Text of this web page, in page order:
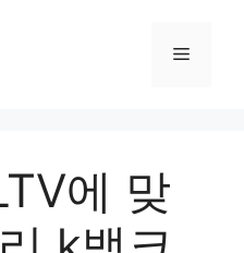
메
에 맞